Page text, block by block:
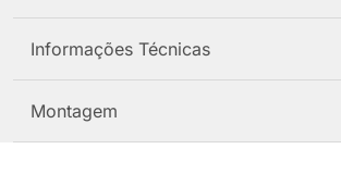
Informações Técnicas
Montagem